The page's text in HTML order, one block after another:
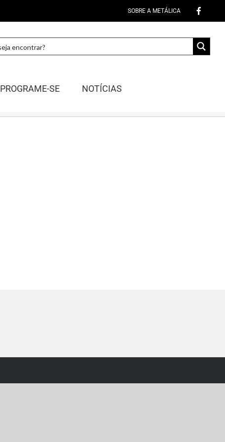
SOBRE A METÁLICA
PROGRAME-SE NOTÍCIAS